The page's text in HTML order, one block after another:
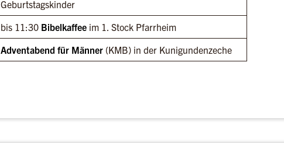
Geburtstagskinder
bis 11:30 Bibelkaffeeim 1. Stock Pfarrheim
Adventabend für Männer(KMB) in der Kunigundenzeche